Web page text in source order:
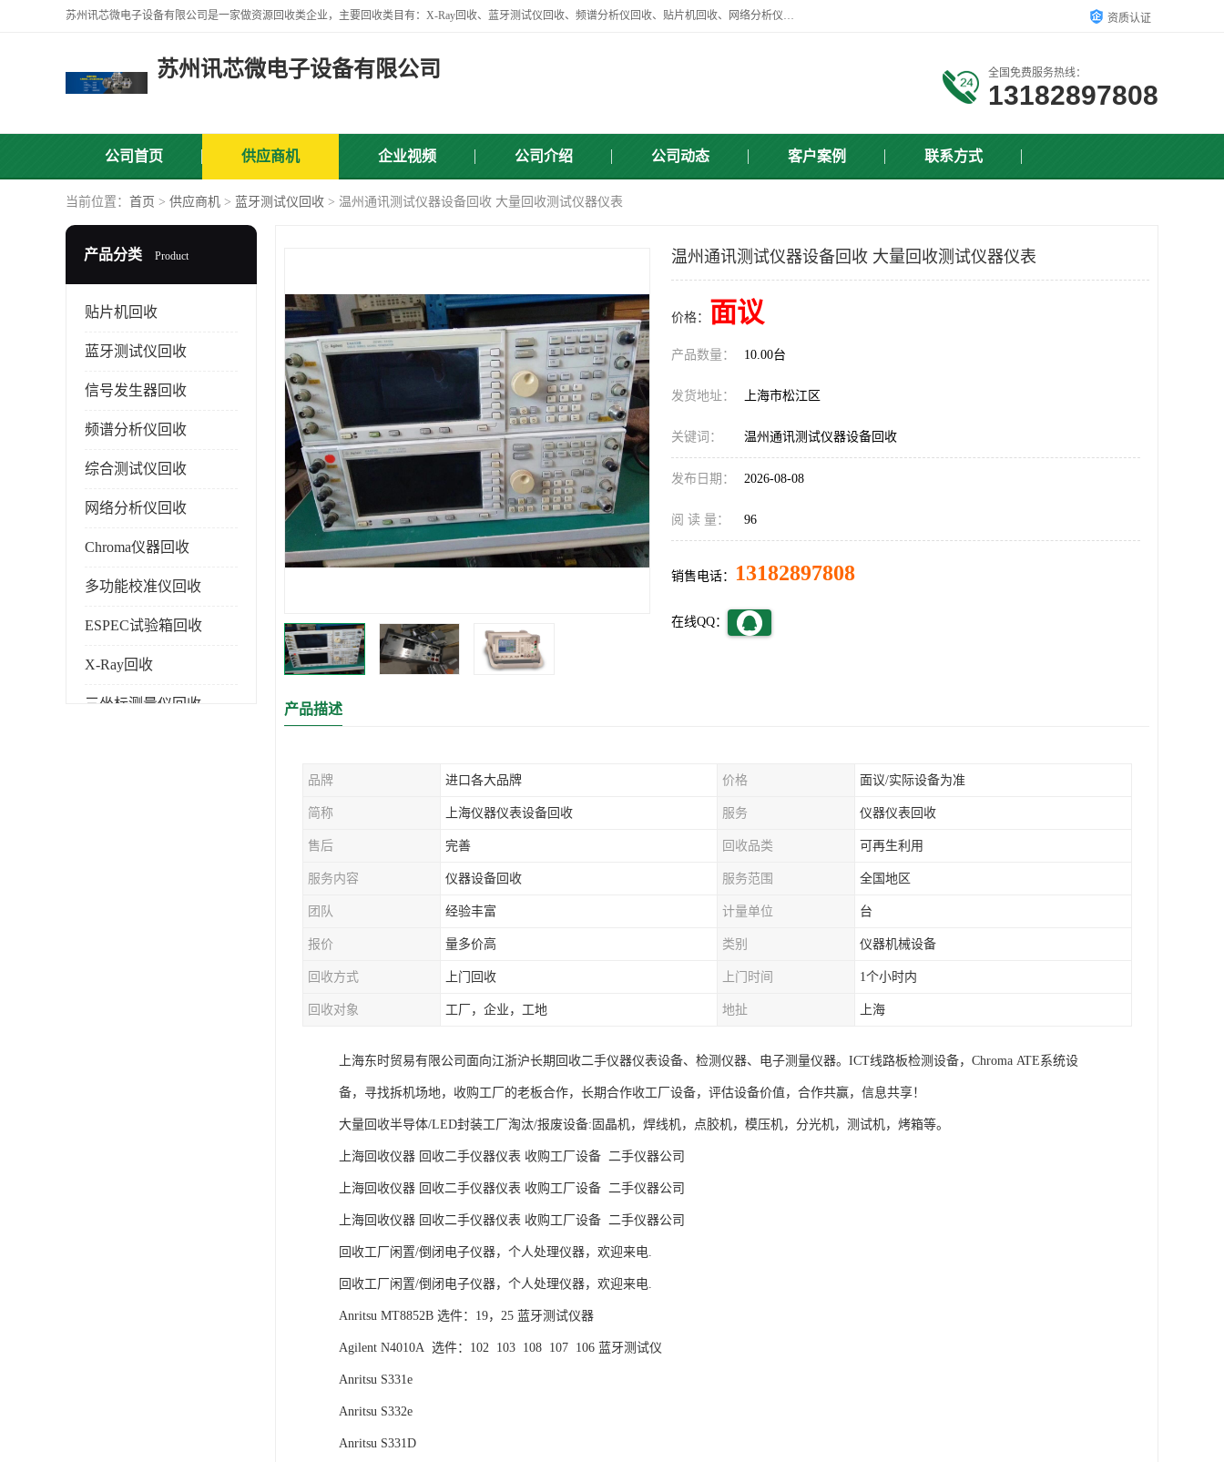
苏州讯芯微电子设备有限公司是一家做资源回收类企业，主要回收类目有：X-Ray回收、蓝牙测试仪回收、频谱分析仪回收、贴片机回收、网络分析仪回收、信号发生器回收等，从企业单位的需求出发，试通过本网络平台的建立有效整合物资市场，使可再生资源获得合理的流通和科学的再利用。 资质认证
苏州讯芯微电子设备有限公司 全国免费服务热线：
13182897808
公司首页 供应商机 企业视频 公司介绍 公司动态 客户案例 联系方式
当前位置： 首页 > 供应商机 > 蓝牙测试仪回收 > 温州通讯测试仪器设备回收 大量回收测试仪器仪表
产品分类 Product
贴片机回收
蓝牙测试仪回收
信号发生器回收
频谱分析仪回收
综合测试仪回收
网络分析仪回收
Chroma仪器回收
多功能校准仪回收
ESPEC试验箱回收
X-Ray回收
三坐标测量仪回收
温州通讯测试仪器设备回收 大量回收测试仪器仪表
价格： 面议
产品数量： 10.00台
发货地址： 上海市松江区
关键词： 温州通讯测试仪器设备回收
发布日期： 2026-08-08
阅 读 量： 96
销售电话： 13182897808
在线QQ：
产品描述
品牌 进口各大品牌 价格 面议/实际设备为准
简称 上海仪器仪表设备回收 服务 仪器仪表回收
售后 完善 回收品类 可再生利用
服务内容 仪器设备回收 服务范围 全国地区
团队 经验丰富 计量单位 台
报价 量多价高 类别 仪器机械设备
回收方式 上门回收 上门时间 1个小时内
回收对象 工厂，企业，工地 地扯 上海
上海东时贸易有限公司面向江浙沪长期回收二手仪器仪表设备、检测仪器、电子测量仪器。ICT线路板检测设备，Chroma ATE系统设
备，寻找拆机场地，收购工厂的老板合作，长期合作收工厂设备，评估设备价值，合作共赢，信息共享！
大量回收半导体/LED封装工厂淘汰/报废设备:固晶机，焊线机，点胶机，模压机，分光机，测试机，烤箱等。
上海回收仪器 回收二手仪器仪表 收购工厂设备 二手仪器公司
上海回收仪器 回收二手仪器仪表 收购工厂设备 二手仪器公司
上海回收仪器 回收二手仪器仪表 收购工厂设备 二手仪器公司
回收工厂闲置/倒闭电子仪器，个人处理仪器，欢迎来电.
回收工厂闲置/倒闭电子仪器，个人处理仪器，欢迎来电.
Anritsu MT8852B 选件：19，25 蓝牙测试仪器
Agilent N4010A 选件：102 103 108 107 106 蓝牙测试仪
Anritsu S331e
Anritsu S332e
Anritsu S331D